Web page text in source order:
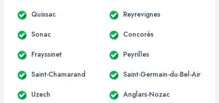
Quissac Reyrevignes
Sonac Concorès
Frayssinet Peyrilles
Saint-Chamarand Saint-Germain-du-Bel-Air
Uzech Anglars-Nozac